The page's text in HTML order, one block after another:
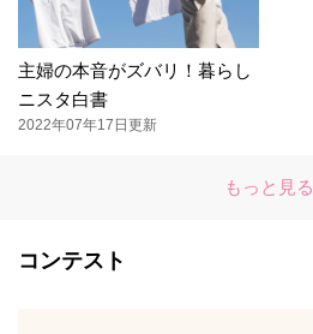
主婦の本音がズバリ！暮らし
ニスタ白書
2022年07年17日更新
もっと見る
コンテスト